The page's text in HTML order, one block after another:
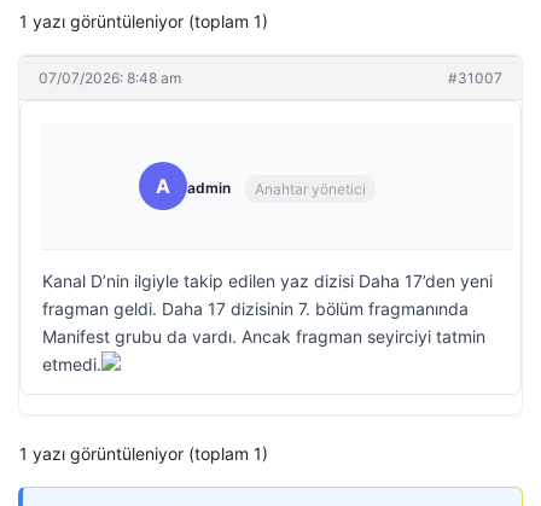
1 yazı görüntüleniyor (toplam 1)
07/07/2026: 8:48 am #31007
A admin Anahtar yönetici
Kanal D’nin ilgiyle takip edilen yaz dizisi Daha 17’den yeni
fragman geldi. Daha 17 dizisinin 7. bölüm fragmanında
Manifest grubu da vardı. Ancak fragman seyirciyi tatmin
etmedi.
1 yazı görüntüleniyor (toplam 1)